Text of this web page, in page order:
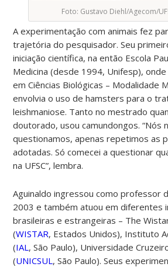
Foto: Gustavo Diehl/Agecom/
A experimentação com animais fez
trajetória do pesquisador. Seu
iniciação científica, na então Escola
Medicina (desde 1994, Unifesp),
em Ciências Biológicas – Modalidade
envolvia o uso de hamsters para o
leishmaniose. Tanto no mestrado
doutorado, usou camundongos. “Nós
questionamos,apenasrepetimosas
adotadas. Só comecei a questionar
na UFSC”, lembra.
Aguinaldo ingressou como professor
2003 e também atuou em diferentes
brasileiras e estrangeiras – The
(WISTAR, Estados Unidos), Instituto
(IAL, São Paulo), Universidade
(UNICSUL, São Paulo). Seus